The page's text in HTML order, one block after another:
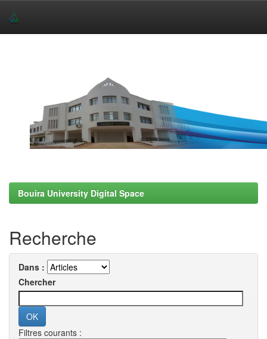
Bouira University Digital Space
Recherche
Dans :
Chercher
Filtres courants :